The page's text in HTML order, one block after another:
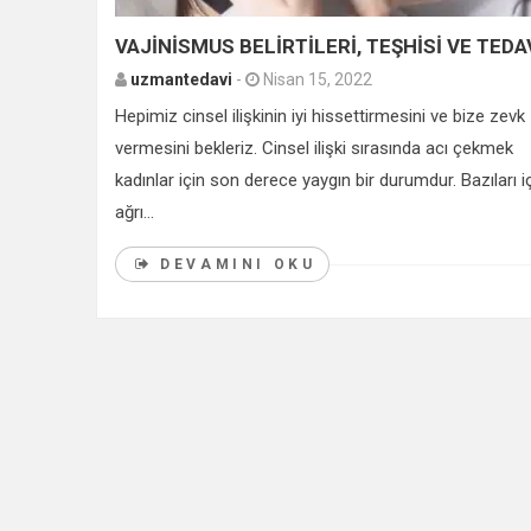
VAJİNİSMUS BELİRTİLERİ, TEŞHİSİ VE
uzmantedavi - Nisan 15, 2022
Hepimiz cinsel ilişkinin iyi hissettirmesini ve bize zevk
vermesini bekleriz. Cinsel ilişki sırasında acı çekmek
kadınlar için son derece yaygın bir durumdur. Bazıları
ağrı...
DEVAMINI OKU